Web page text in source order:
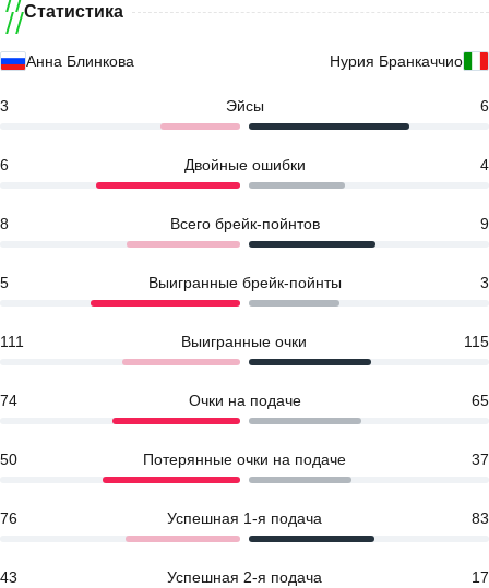
Статистика
Анна Блинкова Нурия Бранкаччио
3 Эйсы 6
6 Двойные ошибки 4
8 Всего брейк-пойнтов 9
5 Выигранные брейк-пойнты 3
111 Выигранные очки 115
74 Очки на подаче 65
50 Потерянные очки на подаче 37
76 Успешная 1-я подача 83
43 Успешная 2-я подача 17